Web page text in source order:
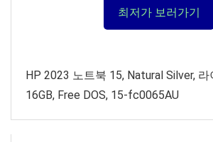
최저가 보러가기
HP 2023 노트북 15, Natural Silver, 라
16GB, Free DOS, 15-fc0065AU